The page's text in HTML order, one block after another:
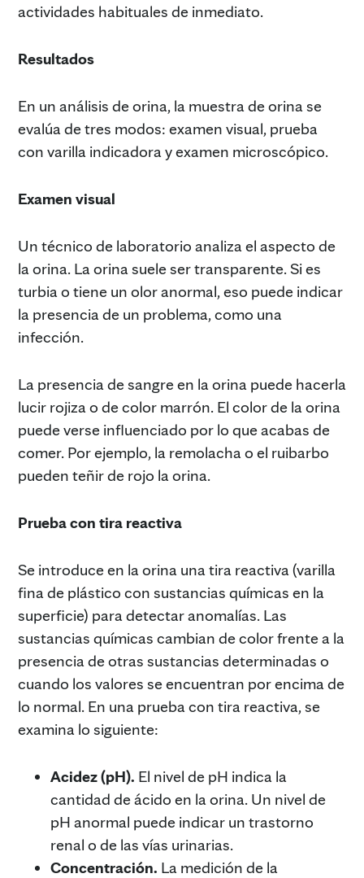
actividades habituales de inmediato.
Resultados
En un análisis de orina, la muestra de orina se
evalúa de tres modos: examen visual, prueba
con varilla indicadora y examen microscópico.
Examen visual
Un técnico de laboratorio analiza el aspecto de
la orina. La orina suele ser transparente. Si es
turbia o tiene un olor anormal, eso puede indicar
la presencia de un problema, como una
infección.
La presencia de sangre en la orina puede hacerla
lucir rojiza o de color marrón. El color de la orina
puede verse influenciado por lo que acabas de
comer. Por ejemplo, la remolacha o el ruibarbo
pueden teñir de rojo la orina.
Prueba con tira reactiva
Se introduce en la orina una tira reactiva (varilla
fina de plástico con sustancias químicas en la
superficie) para detectar anomalías. Las
sustancias químicas cambian de color frente a la
presencia de otras sustancias determinadas o
cuando los valores se encuentran por encima de
lo normal. En una prueba con tira reactiva, se
examina lo siguiente:
Acidez (pH). El nivel de pH indica la
cantidad de ácido en la orina. Un nivel de
pH anormal puede indicar un trastorno
renal o de las vías urinarias.
Concentración. La medición de la